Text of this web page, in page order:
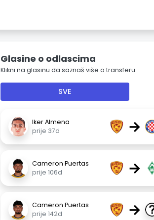
Glasine o odlascima
Klikni na glasinu da saznaš više o transferu.
SVE
Iker Almena
prije 37d
→
Cameron Puertas
prije 106d
→
Cameron Puertas
prije 142d
→